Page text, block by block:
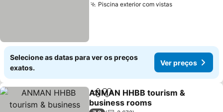
Piscina exterior com vistas
Selecione as datas para ver os preços
exatos.
Ver preços
PartilharAdicionar aos favoritos
ANMAN HHBB tourism &
business rooms